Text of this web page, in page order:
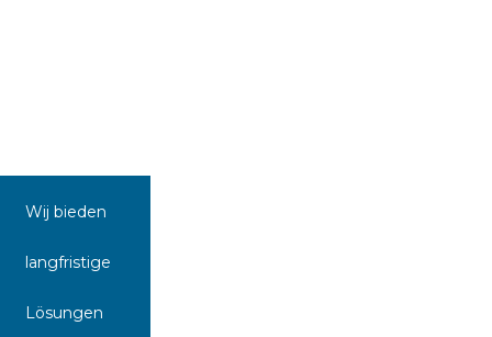
Wij bieden
langfristige
Lösungen